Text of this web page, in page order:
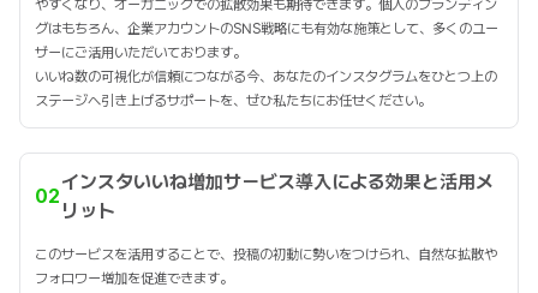
やすくなり、オーガニックでの拡散効果も期待できます。個人のブランディン
グはもちろん、企業アカウントのSNS戦略にも有効な施策として、多くのユー
ザーにご活用いただいております。
いいね数の可視化が信頼につながる今、あなたのインスタグラムをひとつ上の
ステージへ引き上げるサポートを、ぜひ私たちにお任せください。
02
インスタいいね増加サービス導入による効果と活用メ
リット
このサービスを活用することで、投稿の初動に勢いをつけられ、自然な拡散や
フォロワー増加を促進できます。